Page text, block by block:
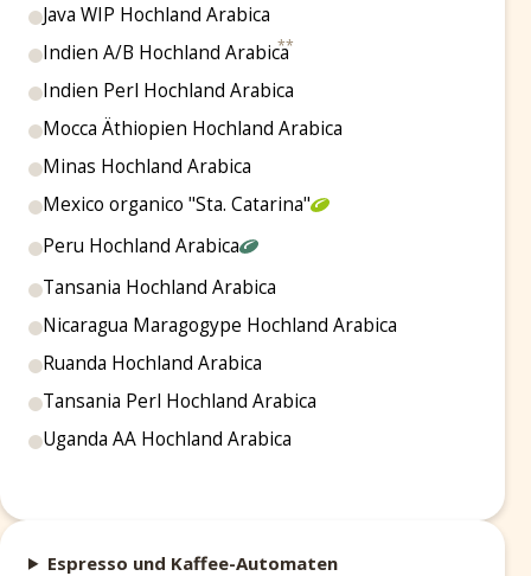
Java WIP Hochland Arabica
Indien A/B Hochland Arabica
Indien Perl Hochland Arabica
Mocca Äthiopien Hochland Arabica
Minas Hochland Arabica
Mexico organico "Sta. Catarina"
Peru Hochland Arabica
Tansania Hochland Arabica
Nicaragua Maragogype Hochland Arabica
Ruanda Hochland Arabica
Tansania Perl Hochland Arabica
Uganda AA Hochland Arabica
Espresso und Kaffee-Automaten